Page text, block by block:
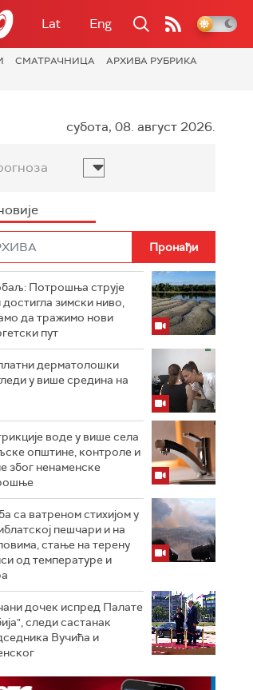
Lat Eng
СМАТРАЧНИЦА
АРХИВА РУБРИКА
субота, 08. август 2026.
Потрошња струје
достигла зимски ниво,
да тражимо нови
пут
дерматолошки
у више средина на
воде у више села
општине, контроле и
због ненаменске
са ватреном стихијом у
пешчари и на
стање на терену
од температуре и
дочек испред Палате
следи састанак
Вучића и